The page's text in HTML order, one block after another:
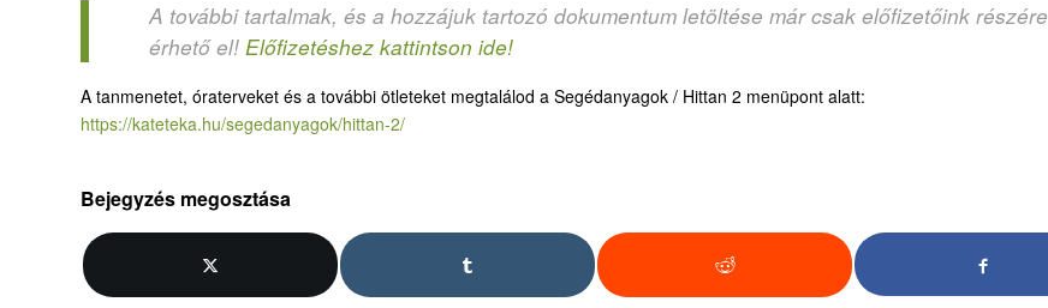
A további tartalmak, és a hozzájuk tartozó dokumentum letöltése már csak előfizetőink részére
érhető el! Előfizetéshez kattintson ide!
A tanmenetet, óraterveket és a további ötleteket megtalálod a Segédanyagok / Hittan 2 menüpont alatt:
https://kateteka.hu/segedanyagok/hittan-2/
Bejegyzés megosztása